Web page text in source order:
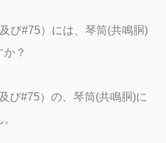
び#75）には、琴筒(共鳴胴)
？
び#75）の、琴筒(共鳴胴)に